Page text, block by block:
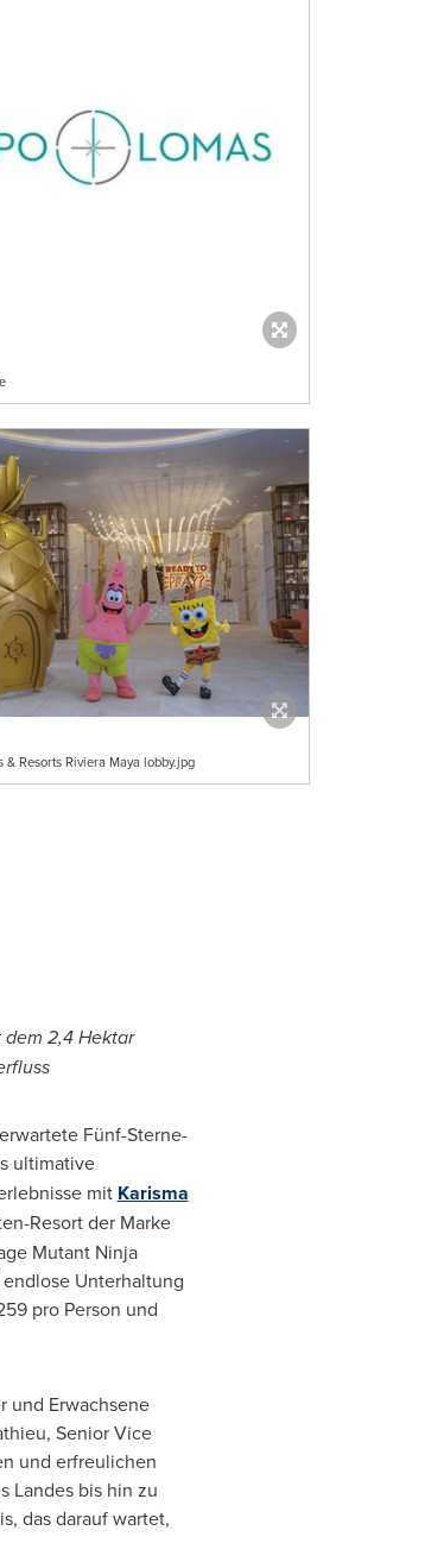
Resorts Riviera Maya lobby.jpg
dem 2,4Hektar
Fünf-Sterne-
ultimative
mit Karisma
Resort der Marke
Mutant Ninja
Unterhaltung
pro Person und
und Erwachsene
, Senior Vice
und erfreulichen
Landes bis hin zu
das darauf wartet,